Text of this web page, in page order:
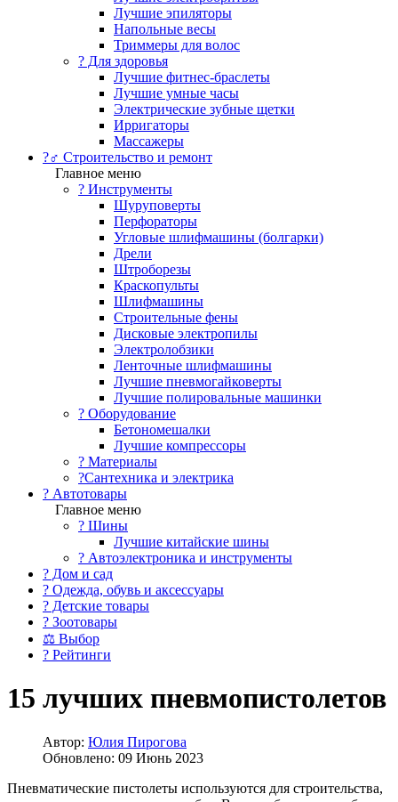
Лучшие эпиляторы
Напольные весы
Триммеры для волос
? Для здоровья
Лучшие фитнес-браслеты
Лучшие умные часы
Электрические зубные щетки
Ирригаторы
Массажеры
?‍♂️ Строительство и ремонт
Главное меню
?️ Инструменты
Шуруповерты
Перфораторы
Угловые шлифмашины (болгарки)
Дрели
Штроборезы
Краскопульты
Шлифмашины
Строительные фены
Дисковые электропилы
Электролобзики
Ленточные шлифмашины
Лучшие пневмогайковерты
Лучшие полировальные машинки
?️ Оборудование
Бетономешалки
Лучшие компрессоры
? Материалы
?Сантехника и электрика
? Автотовары
Главное меню
? Шины
Лучшие китайские шины
? Автоэлектроника и инструменты
? Дом и сад
? Одежда, обувь и аксессуары
? Детские товары
? Зоотовары
⚖ Выбор
? Рейтинги
15 лучших пневмопистолетов
Автор: Юлия Пирогова
Обновлено: 09 Июнь 2023
Пневматические пистолеты используются для строительства,